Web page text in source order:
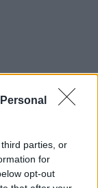
parties, or
for
opt-out